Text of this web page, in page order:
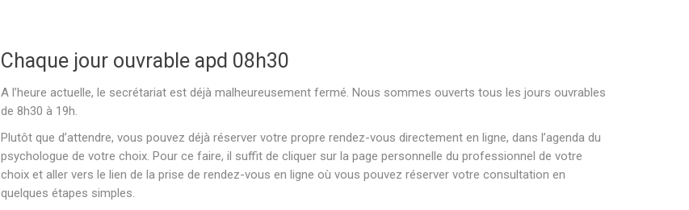
Chaque jour ouvrable apd 08h30
A l’heure actuelle, le secrétariat est déjà malheureusement fermé. Nous sommes ouverts tous les jours ouvrables
de 8h30 à 19h.
Plutôt que d’attendre, vous pouvez déjà réserver votre propre rendez-vous directement en ligne, dans l’agenda du
psychologue de votre choix. Pour ce faire, il suffit de cliquer sur la page personnelle du professionnel de votre
choix et aller vers le lien de la prise de rendez-vous en ligne où vous pouvez réserver votre consultation en
quelques étapes simples.